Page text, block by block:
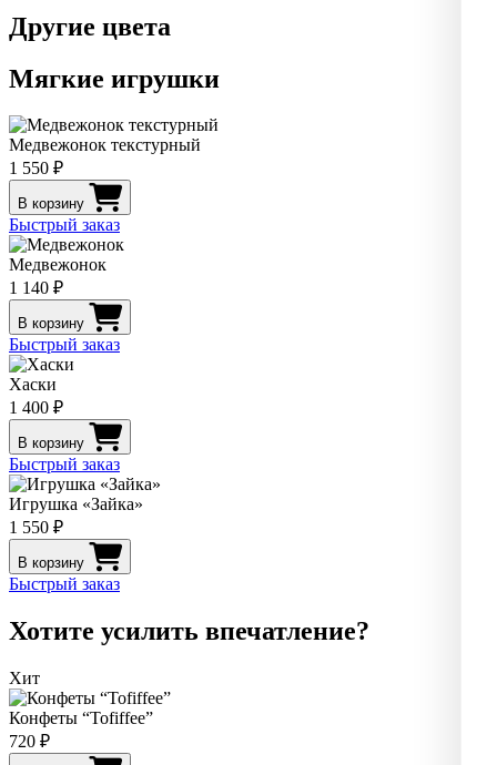
Другие цвета
Мягкие игрушки
Медвежонок текстурный
1 550 ₽
В корзину
Быстрый заказ
Медвежонок
1 140 ₽
В корзину
Быстрый заказ
Хаски
1 400 ₽
В корзину
Быстрый заказ
Игрушка «Зайка»
1 550 ₽
В корзину
Быстрый заказ
Хотите усилить впечатление?
Хит
Конфеты “Tofiffee”
720 ₽